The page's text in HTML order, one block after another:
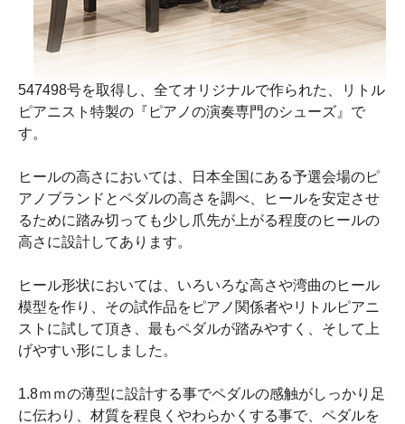
547498号を取得し、全てオリジナルで作られた、リトル
ピアニスト特製の『ピアノの演奏専門のシューズ』で
す。
ヒールの高さにおいては、日本全国にある予選会場のピ
アノブランドとペダルの高さを調べ、ヒールを安定させ
るために踏み切っても少し爪先が上がる程度のヒールの
高さに設計してあります。
ヒール形状においては、いろいろな高さや湾曲のヒール
模型を作り、その試作品をピアノ関係者やリトルピアニ
ストに試して頂き、最もペダルが踏みやすく、そして上
げやすい形にしました。
1.8ｍｍの薄型に設計する事でペダルの感触がしっかり足
に伝わり、材質を程良くやわらかくする事で、ペダルを